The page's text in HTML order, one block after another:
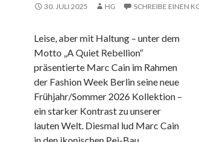
30. JULI 2025 HG SCHREIBE EINEN
Leise, aber mit Haltung – unter dem
Motto „A Quiet Rebellion“
präsentierte Marc Cain im Rahmen
der Fashion Week Berlin seine neue
Frühjahr/Sommer 2026 Kollektion –
ein starker Kontrast zu unserer
lauten Welt. Diesmal lud Marc Cain